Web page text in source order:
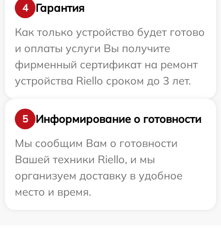
4
Гарантия
Как только устройство будет готово
и оплаты услуги Вы получите
фирменный сертификат на ремонт
устройства Riello сроком до 3 лет.
5
Информирование о готовности
Мы сообщим Вам о готовности
Вашей техники Riello, и мы
организуем доставку в удобное
место и время.